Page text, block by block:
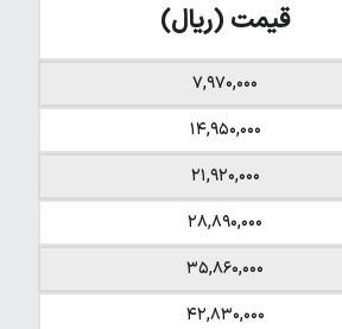
قیمت (ریال)
۷,۹۷۰,۰۰۰
۱۴,۹۵۰,۰۰۰
۲۱,۹۲۰,۰۰۰
۲۸,۸۹۰,۰۰۰
۳۵,۸۶۰,۰۰۰
۴۲,۸۳۰,۰۰۰